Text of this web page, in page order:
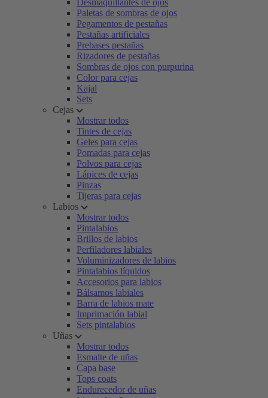
Desmaquillantes de ojos
Paletas de sombras de ojos
Pegamentos de pestañas
Pestañas artificiales
Prebases pestañas
Rizadores de pestañas
Sombras de ojos con purpurina
Color para cejas
Kajal
Sets
Cejas
Mostrar todos
Tintes de cejas
Geles para cejas
Pomadas para cejas
Polvos para cejas
Lápices de cejas
Pinzas
Tijeras para cejas
Labios
Mostrar todos
Pintalabios
Brillos de labios
Perfiladores labiales
Voluminizadores de labios
Pintalabios líquidos
Accesorios para labios
Bálsamos labiales
Barra de labios mate
Imprimación labial
Sets pintalabios
Uñas
Mostrar todos
Esmalte de uñas
Capa base
Tops coats
Endurecedor de uñas